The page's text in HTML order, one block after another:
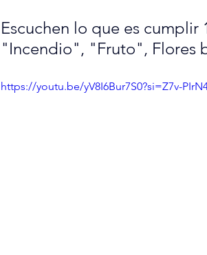
Escuchen lo que es
"Incendio", "Fruto", Flores
https://youtu.be/yV8I6Bur7S0?si=Z7v-